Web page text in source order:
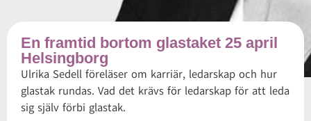
En framtid bortom glastaket 25 april
Helsingborg
Ulrika Sedell föreläser om karriär, ledarskap och hur
glastak rundas. Vad det krävs för ledarskap för att leda
sig själv förbi glastak.